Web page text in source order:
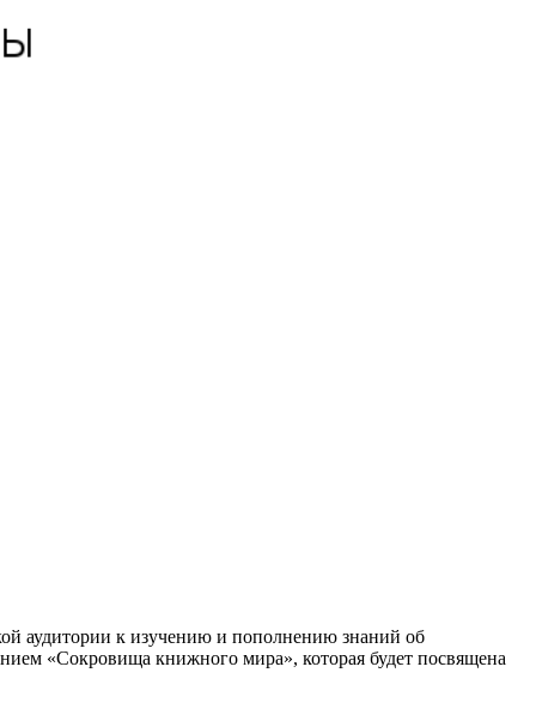
аудитории к изучению и пополнению знаний об
«Сокровища книжного мира», которая будет посвящена